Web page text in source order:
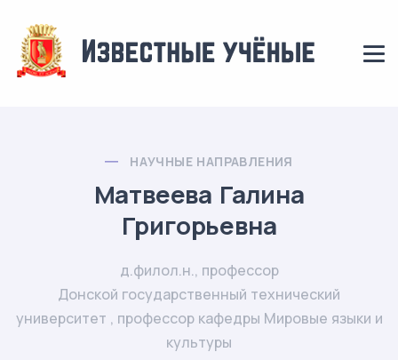
НАУЧНЫЕ НАПРАВЛЕНИЯ
Матвеева Галина
Григорьевна
д.филол.н., профессор
Донской государственный технический
университет , профессор кафедры Мировые языки и
культуры